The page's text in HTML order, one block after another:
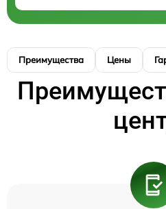
Преимущества Цены